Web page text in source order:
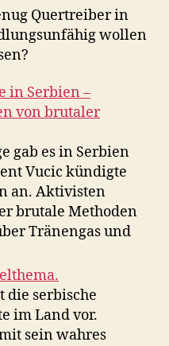
Quertreiber in
wollen
in Serbien –
von brutaler
gab es in Serbien
Vucic kündigte
an. Aktivisten
brutale Methoden
Tränengas und
die serbische
im Land vor.
sein wahres